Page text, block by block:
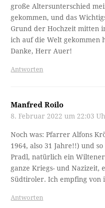
große Altersunterschied
gekommen, und das
Grund der Hochzeit mitten
ich auf die Welt gekommen
Danke, Herr Auer!
Antworten
Manfred Roilo
8. Februar 2022 um 22:03
Noch was: Pfarrer Alfons
1964, also 31 Jahre!!) und
Pradl, natürlich ein
ganze Kriegs- und
Südtiroler. Ich empfing von
Antworten